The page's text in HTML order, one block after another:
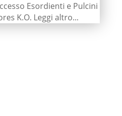
Esordienti e Pulcini
K.O. Leggi altro...